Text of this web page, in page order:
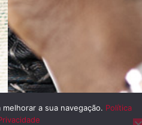
a sua navegação. Política